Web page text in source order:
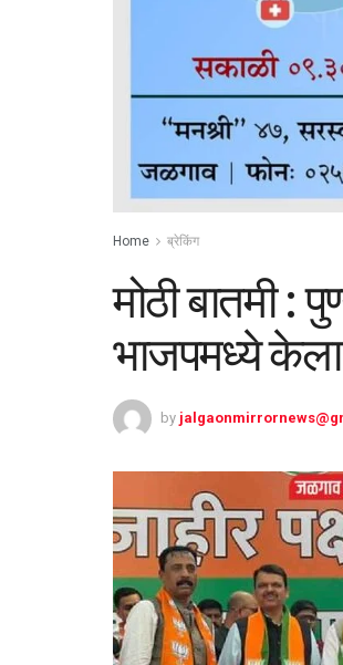
Home ब्रेकिंग
मोठी बातमी :
भाजपमध्ये
by